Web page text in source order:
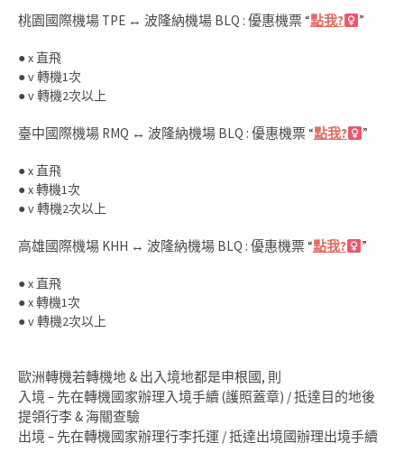
桃園國際機場 TPE ↔ 波隆納機場 BLQ : 優惠機票 “點我?‍ ”
● x 直飛
● v 轉機1次
● v 轉機2次以上
臺中國際機場 RMQ ↔ 波隆納機場 BLQ : 優惠機票 “點我?‍ ”
● x 直飛
● x 轉機1次
● v 轉機2次以上
高雄國際機場 KHH ↔ 波隆納機場 BLQ : 優惠機票 “點我?‍ ”
● x 直飛
● x 轉機1次
● v 轉機2次以上
歐洲轉機若轉機地 & 出入境地都是申根國, 則
入境 – 先在轉機國家辦理入境手續 (護照蓋章) / 抵達目的地後
提領行李 & 海關查驗
出境 – 先在轉機國家辦理行李托運 / 抵達出境國辦理出境手續